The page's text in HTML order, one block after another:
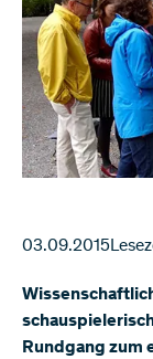
03.09.2015
Rundgang zum